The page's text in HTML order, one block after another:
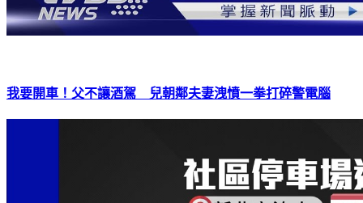
我要開車！父不讓酒駕 兒朝鄰夫妻洩憤一拳打碎警電腦